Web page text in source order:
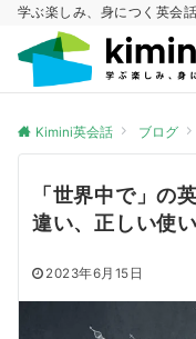
学ぶ楽しみ、身につく英会話
Kimini英会話 ブログ
「世界中で」の
違い、正しい使
2023年6月15日